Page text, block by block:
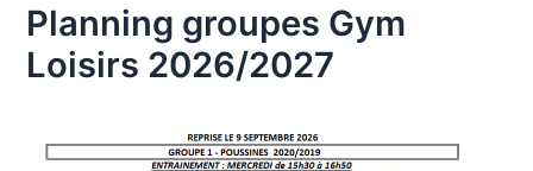
Planning groupes Gym
Loisirs 2026/2027